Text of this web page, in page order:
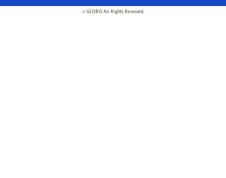
© GLOBIS All Rights Reserved.